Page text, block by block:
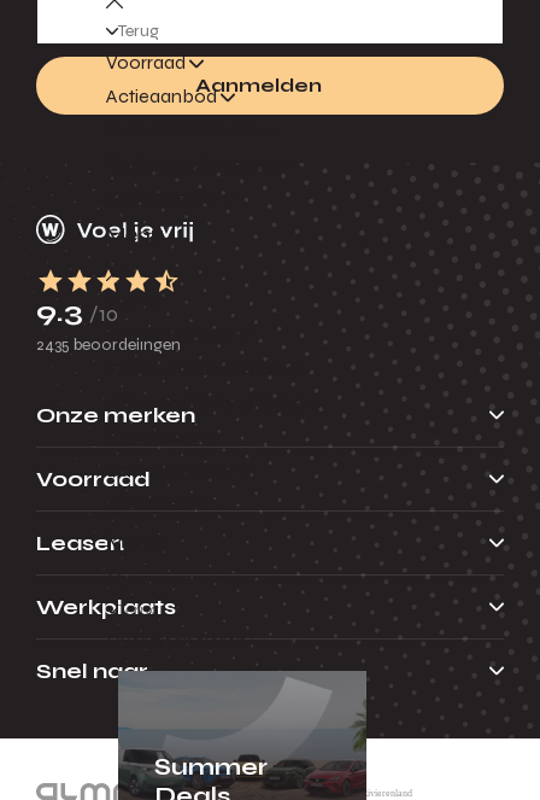
Terug
Voorraad
Actieaanbod
Menu
Financial lease
Netto operational lease
Business Deals
Menu
Terug
Over financieren
Summer
Aanmelden
9.3 /10
2435 beoordelingen
Onze merken
Voorraad
Leasen
Werkplaats
Snel naar